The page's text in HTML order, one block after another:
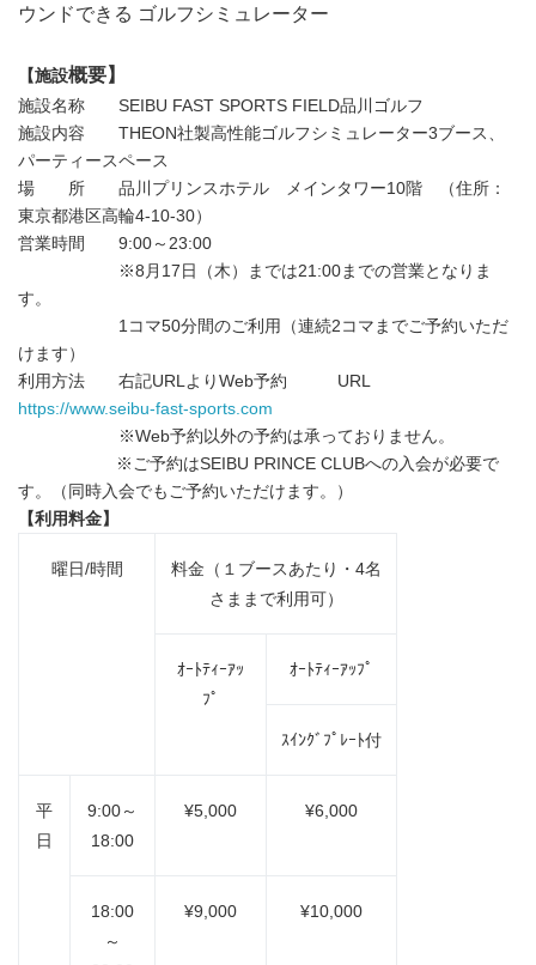
ウンドできる ゴルフシミュレーター
【施設概要】
施設名称 SEIBU FAST SPORTS FIELD品川ゴルフ
施設内容 THEON社製高性能ゴルフシミュレーター3ブース、
パーティースペース
場 所 品川プリンスホテル メインタワー10階 （住所：
東京都港区高輪4-10-30）
営業時間 9:00～23:00
※8月17日（木）までは21:00までの営業となりま
す。
1コマ50分間のご利用（連続2コマまでご予約いただ
けます）
利用方法 右記URLよりWeb予約
URL
https://www.seibu-fast-sports.com
※Web予約以外の予約は承っておりません。
※ご予約はSEIBU PRINCE CLUBへの入会が必要で
す。（同時入会でもご予約いただけます。）
【利用料金】
曜日/時間
料金（１ブースあたり・4名
さままで利用可）
ｵｰﾄﾃｨｰｱｯ
ﾌﾟ
ｵｰﾄﾃｨｰｱｯﾌﾟ
ｽｲﾝｸﾞﾌﾟﾚｰﾄ付
平
日
9:00～
18:00
¥5,000 ¥6,000
18:00
～
¥9,000 ¥10,000